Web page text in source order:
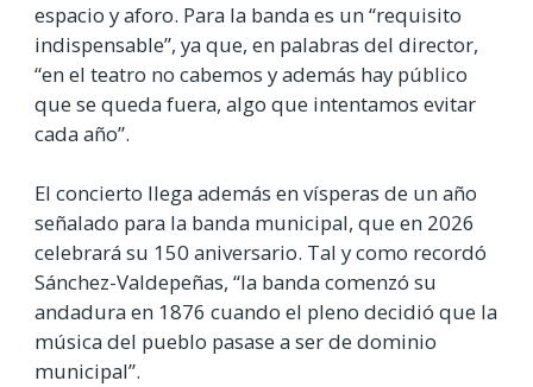
espacio y aforo. Para la banda es un “requisito
indispensable”, ya que, en palabras del director,
“en el teatro no cabemos y además hay público
que se queda fuera, algo que intentamos evitar
cada año”.
El concierto llega además en vísperas de un año
señalado para la banda municipal, que en 2026
celebrará su 150 aniversario. Tal y como recordó
Sánchez-Valdepeñas, “la banda comenzó su
andadura en 1876 cuando el pleno decidió que la
música del pueblo pasase a ser de dominio
municipal”.